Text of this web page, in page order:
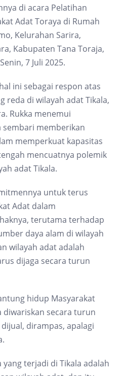
di acara Pelatihan
Adat Toraya di Rumah
Kelurahan Sarira,
Kabupaten Tana Toraja,
7 Juli 2025.
ini sebagai respon atas
reda di wilayah adat Tikala,
Rukka menemui
sembari memberikan
memperkuat kapasitas
mencuatnya polemik
adat Tikala.
untuk terus
Adat dalam
terutama terhadap
daya alam di wilayah
wilayah adat adalah
dijaga secara turun
hidup Masyarakat
diwariskan secara turun
dirampas, apalagi
yang terjadi di Tikala adalah